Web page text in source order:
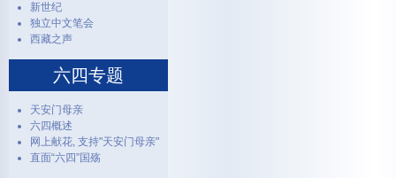
新世纪
独立中文笔会
西藏之声
六四专题
天安门母亲
六四概述
网上献花, 支持"天安门母亲"
直面“六四”国殇